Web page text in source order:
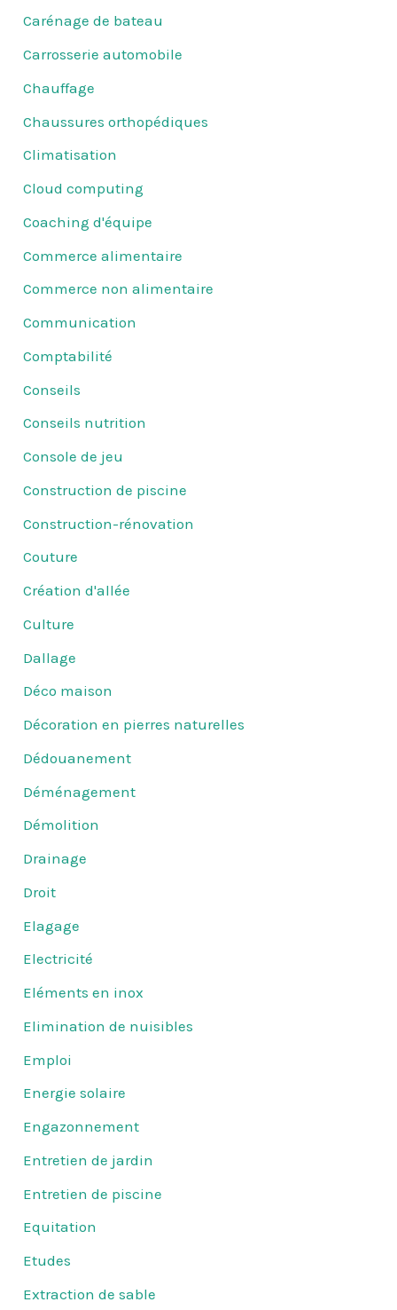
Carénage de bateau
Carrosserie automobile
Chauffage
Chaussures orthopédiques
Climatisation
Cloud computing
Coaching d'équipe
Commerce alimentaire
Commerce non alimentaire
Communication
Comptabilité
Conseils
Conseils nutrition
Console de jeu
Construction de piscine
Construction-rénovation
Couture
Création d'allée
Culture
Dallage
Déco maison
Décoration en pierres naturelles
Dédouanement
Déménagement
Démolition
Drainage
Droit
Elagage
Electricité
Eléments en inox
Elimination de nuisibles
Emploi
Energie solaire
Engazonnement
Entretien de jardin
Entretien de piscine
Equitation
Etudes
Extraction de sable